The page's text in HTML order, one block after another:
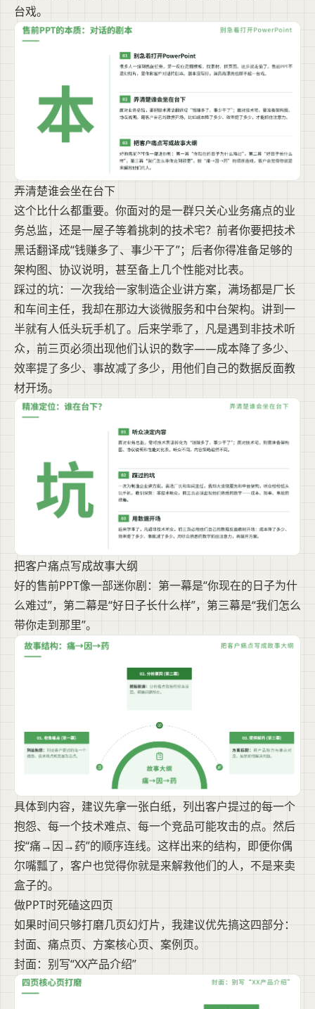
台戏。
弄清楚谁会坐在台下
这个比什么都重要。你面对的是一群只关心业务痛点的业
务总监，还是一屋子等着挑刺的技术宅？前者你要把技术
黑话翻译成“钱赚多了、事少干了”；后者你得准备足够的
架构图、协议说明，甚至备上几个性能对比表。
踩过的坑：一次我给一家制造企业讲方案，满场都是厂长
和车间主任，我却在那边大谈微服务和中台架构。讲到一
半就有人低头玩手机了。后来学乖了，凡是遇到非技术听
众，前三页必须出现他们认识的数字——成本降了多少、
效率提了多少、事故减了多少，用他们自己的数据反面教
材开场。
把客户痛点写成故事大纲
好的售前PPT像一部迷你剧：第一幕是“你现在的日子为什
么难过”，第二幕是“好日子长什么样”，第三幕是“我们怎么
带你走到那里”。
具体到内容，建议先拿一张白纸，列出客户提过的每一个
抱怨、每一个技术难点、每一个竞品可能攻击的点。然后
按“痛→因→药”的顺序连线。这样出来的结构，即便你偶
尔嘴瓢了，客户也觉得你就是来解救他们的人，不是来卖
盒子的。
做PPT时死磕这四页
如果时间只够打磨几页幻灯片，我建议优先搞这四部分：
封面、痛点页、方案核心页、案例页。
封面：别写“XX产品介绍”